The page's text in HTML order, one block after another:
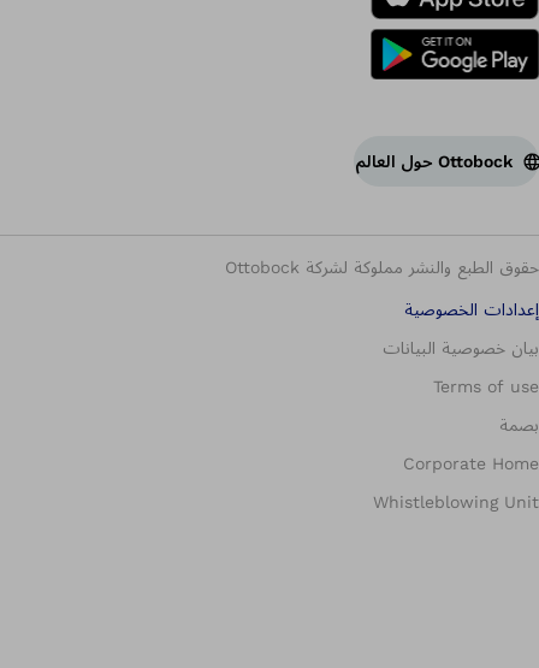
Ottobock حول العالم
حقوق الطبع والنشر مملوكة لشركة Ottobock
إعدادات الخصوصية
بيان خصوصية البيانات
Terms of use
بصمة
Corporate Home
Whistleblowing Unit